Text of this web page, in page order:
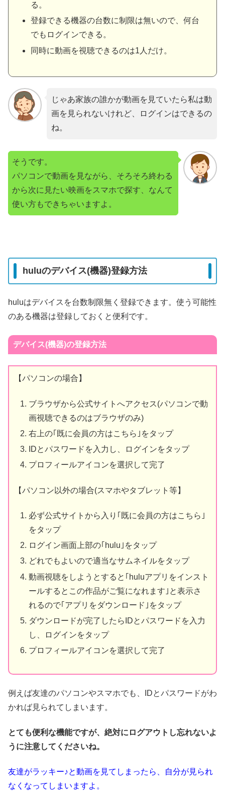
る。
登録できる機器の台数に制限は無いので、何台
でもログインできる。
同時に動画を視聴できるのは1人だけ。
じゃあ家族の誰かが動画を見ていたら私は動
画を見られないけれど、ログインはできるの
ね。
そうです。
パソコンで動画を見ながら、そろそろ終わる
から次に見たい映画をスマホで探す、なんて
使い方もできちゃいますよ。
huluのデバイス(機器)登録方法
huluはデバイスを台数制限無く登録できます。使う可能性
のある機器は登録しておくと便利です。
デバイス(機器)の登録方法
【パソコンの場合】
ブラウザから公式サイトへアクセス(パソコンで動
画視聴できるのはブラウザのみ)
右上の｢既に会員の方はこちら｣をタップ
IDとパスワードを入力し、ログインをタップ
プロフィールアイコンを選択して完了
【パソコン以外の場合(スマホやタブレット等】
必ず公式サイトから入り｢既に会員の方はこちら｣
をタップ
ログイン画面上部の｢hulu｣をタップ
どれでもよいので適当なサムネイルをタップ
動画視聴をしようとすると｢huluアプリをインスト
ールするとこの作品がご覧になれます｣と表示さ
れるので｢アプリをダウンロード｣をタップ
ダウンロードが完了したらIDとパスワードを入力
し、ログインをタップ
プロフィールアイコンを選択して完了
例えば友達のパソコンやスマホでも、IDとパスワードがわ
かれば見られてしまいます。
とても便利な機能ですが、絶対にログアウトし忘れないよ
うに注意してくださいね。
友達がラッキー♪と動画を見てしまったら、自分が見られ
なくなってしまいますよ。